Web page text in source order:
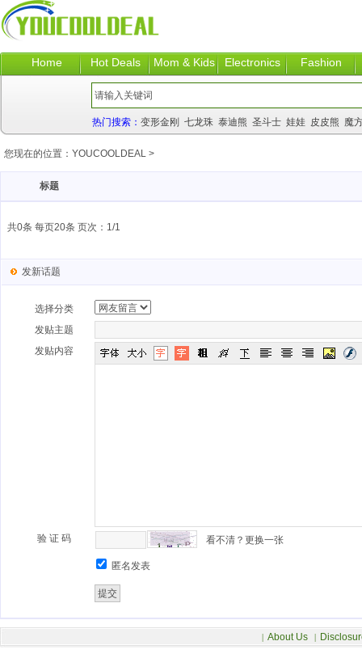
Home Hot Deals Mom & Kids Electronics Fashion
热门搜索： 变形金刚 七龙珠 泰迪熊 圣斗士 娃娃 皮皮熊 魔
您现在的位置： YOUCOOLDEAL >
标题
共0条 每页20条 页次：1/1
发新话题
选择分类
发贴主题
发贴内容
验 证 码 看不清？更换一张
匿名发表
| About Us |